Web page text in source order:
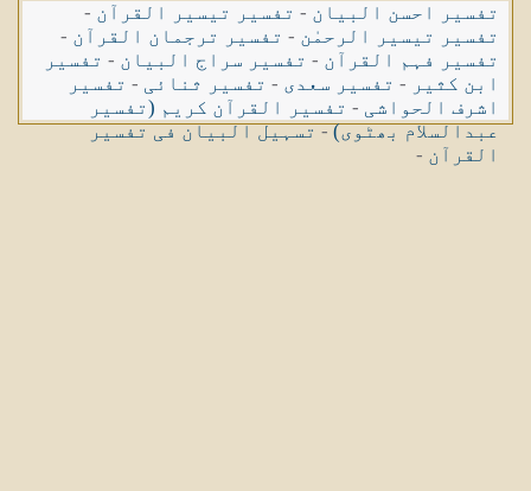
تفسیر احسن البیان - تفسیر تیسیر القرآن -
تفسیر تیسیر الرحمٰن - تفسیر ترجمان القرآن -
تفسیر فہم القرآن - تفسیر سراج البیان - تفسیر
ابن کثیر - تفسیر سعدی - تفسیر ثنائی - تفسیر
اشرف الحواشی - تفسیر القرآن کریم (تفسیر
عبدالسلام بھٹوی)-تسہیل البیان فی تفسیر
القرآن -